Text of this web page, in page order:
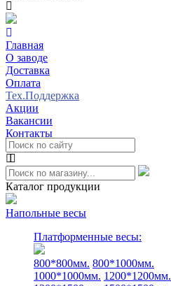
Главная
О заводе
Доставка
Оплата
Тех.Поддержка
Акции
Вакансии
Контакты
Каталог продукции
Напольные весы
Платформенные весы:
800*800мм. 800*1000мм.
1000*1000мм. 1200*1200мм.